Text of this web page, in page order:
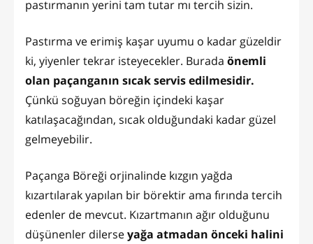
pastırmanın yerini tam tutar mı tercih sizin.
Pastırma ve erimiş kaşar uyumu o kadar güzeldir
ki, yiyenler tekrar isteyecekler. Burada önemli
olan paçanganın sıcak servis edilmesidir.
Çünkü soğuyan böreğin içindeki kaşar
katılaşacağından, sıcak olduğundaki kadar güzel
gelmeyebilir.
Paçanga Böreği orjinalinde kızgın yağda
kızartılarak yapılan bir börektir ama fırında tercih
edenler de mevcut. Kızartmanın ağır olduğunu
düşünenler dilerseyağa atmadan önceki halini